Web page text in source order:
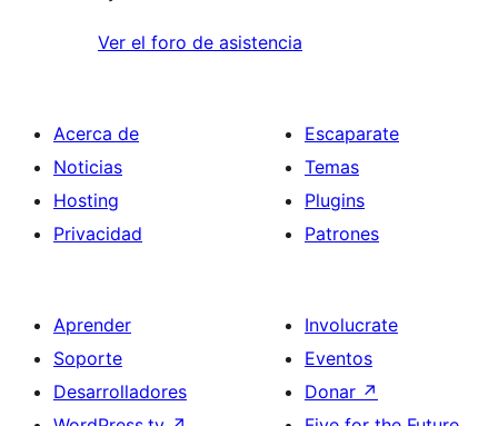
Ver el foro de asistencia
Acerca de
Noticias
Hosting
Privacidad
Escaparate
Temas
Plugins
Patrones
Aprender
Soporte
Desarrolladores
Involucrate
Eventos
Donar ↗